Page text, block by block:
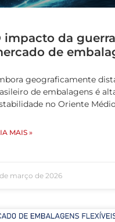
impacto da
de
geograficamente
de embalagens é
no Oriente
MAIS »
de março de 2026